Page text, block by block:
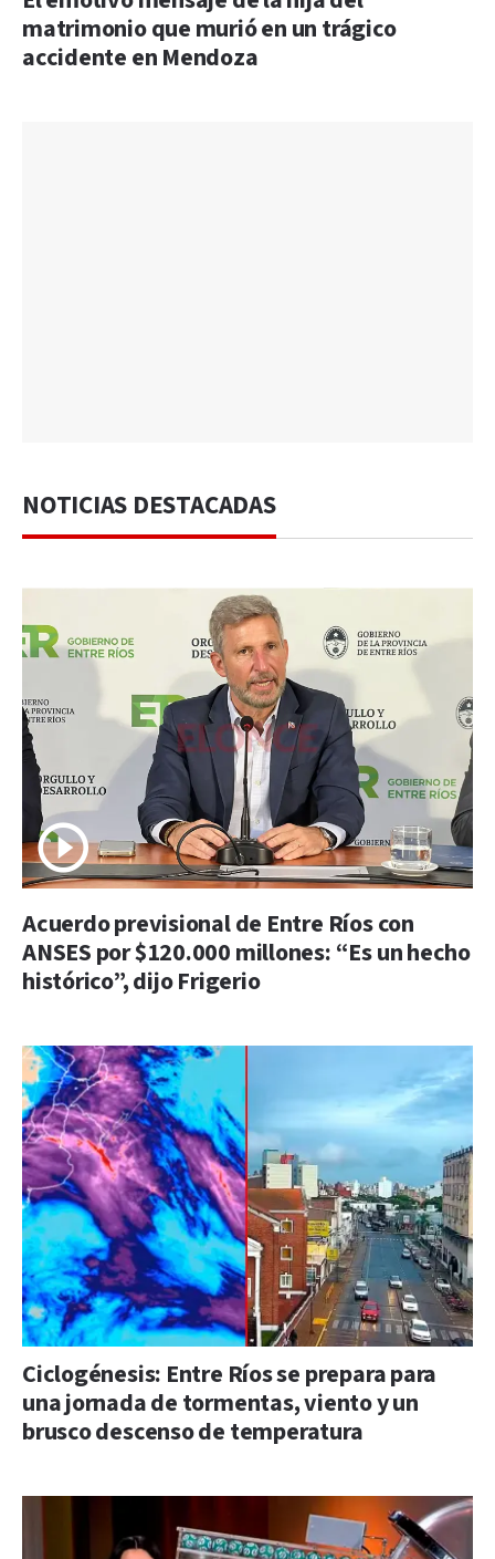
matrimonio que murió en un trágico
accidente en Mendoza
NOTICIAS DESTACADAS
Acuerdo previsional de Entre Ríos con
ANSES por $120.000 millones: “Es un hecho
histórico”, dijo Frigerio
Ciclogénesis: Entre Ríos se prepara para
una jornada de tormentas, viento y un
brusco descenso de temperatura